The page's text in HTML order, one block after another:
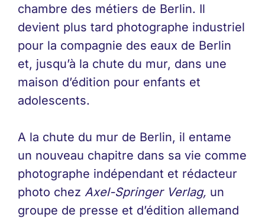
chambre des métiers de Berlin. Il
devient plus tard photographe industriel
pour la compagnie des eaux de Berlin
et, jusqu’à la chute du mur, dans une
maison d’édition pour enfants et
adolescents.
A la chute du mur de Berlin, il entame
un nouveau chapitre dans sa vie comme
photographe indépendant et rédacteur
photo chez Axel-Springer Verlag, un
groupe de presse et d’édition allemand